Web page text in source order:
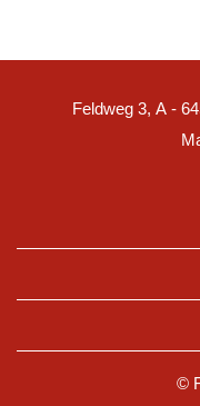
Feldweg 3, A -
©